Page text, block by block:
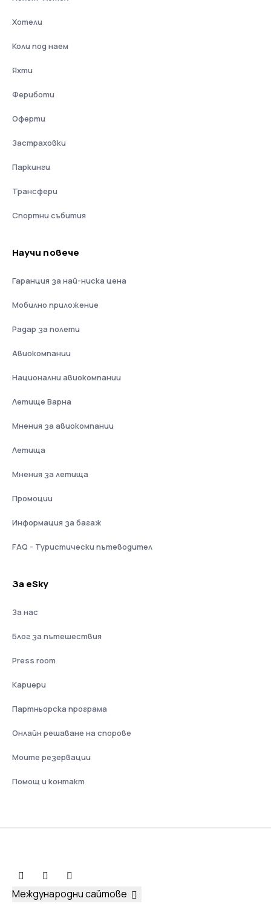
Хотели
Коли под наем
Яхти
Фериботи
Оферти
Застраховки
Паркинги
Трансфери
Спортни събития
Научи повече
Гаранция за най-ниска цена
Мобилно приложение
Радар за полети
Авиокомпании
Национални авиокомпании
Летище Варна
Мнения за авиокомпании
Летища
Мнения за летища
Промоции
Информация за багаж
FAQ - Туристически пътеводител
За eSky
За нас
Блог за пътешествия
Press room
Кариери
Партньорска програма
Онлайн решаване на спорове
Моите резервации
Помощ и контакт
Международни сайтове